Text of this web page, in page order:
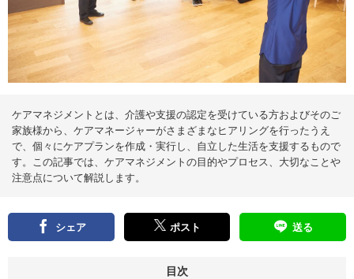
ル
を
伝
え
る
報
メ
デ
ケアマネジメントとは、介護や支援の認定を受けている方およびそのご
家族様から、ケアマネージャーがさまざまなヒアリングを行ったうえ
で、個々にケアプランを作成・実行し、自立した生活を支援するもので
す。この記事では、ケアマネジメントの目的やプロセス、大切なことや
注意点について解説します。
シェア ポスト 送る
目次